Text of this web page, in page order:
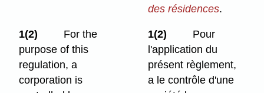
des résidences.
1(2)
For the
purpose of this
regulation, a
corporation is
1(2)
Pour
l'application du
présent règlement,
a le contrôle d'une